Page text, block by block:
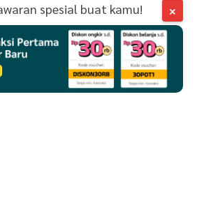
×
spesial buat kamu!